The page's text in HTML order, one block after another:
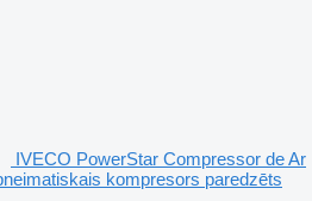
IVECO PowerStar Compressor de Ar
kompresors paredzēts